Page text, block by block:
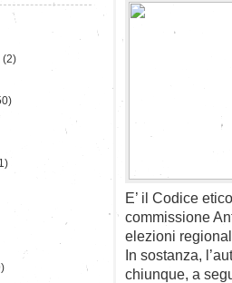
E’ il Codice
commissione
elezioni
In sostanza,
chiunque, a
(2)